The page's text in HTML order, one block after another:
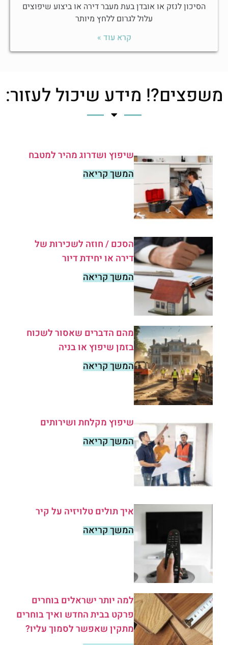
הסיכון לנזק או אובדן בעת מעבר דירה או ביצוע שיפוצים
עלול לגרום ללחץ מיותר
קרא עוד »
משפצים?! מידע שיכול לעזור:
שיפוץ ושדרוג מהיר למטבח
המשך קריאה
הסכם / חוזה לשכירות של
דירה או יחידת דיור
המשך קריאה
מהם הדברים שאסור לשכוח
בזמן שיפוץ או בניה
המשך קריאה
שיפוץ מקלחת ושירותים
המשך קריאה
איך תולים טלויזיה על קיר
המשך קריאה
למה יותר ישראלים בוחרים
פרקט בבית החדש ואיך בוחרים
מתקין שאפשר לסמוך עליו?